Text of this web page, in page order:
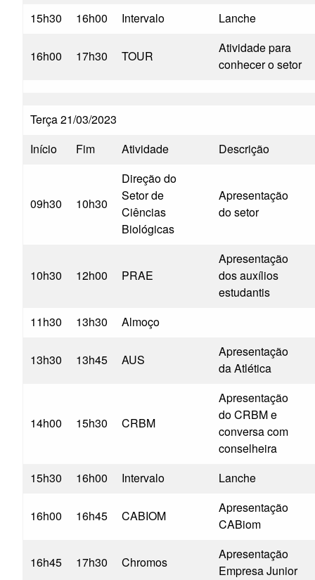
15h30
16h00 Intervalo Lanche
16h00 17h30 TOUR
Atividade para
conhecer o setor
Terça 21/03/2023
Início
Fim Atividade Descrição
09h30 10h30
Direção do
Setor de
Ciências
Biológicas
Apresentação
do setor
10h30 12h00 PRAE
Apresentação
dos auxílios
estudantis
11h30
13h30 Almoço
13h30 13h45 AUS
Apresentação
da Atlética
14h00 15h30 CRBM
Apresentação
do CRBM e
conversa com
conselheira
15h30
16h00 Intervalo Lanche
16h00 16h45 CABIOM
Apresentação
CABiom
16h45 17h30 Chromos
Apresentação
Empresa Junior